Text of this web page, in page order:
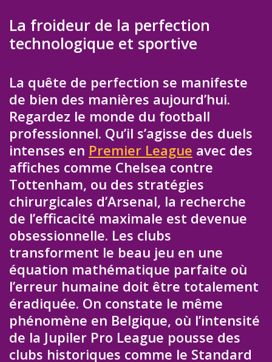
La froideur de la perfection
technologique et sportive
La quête de perfection se manifeste
de bien des manières aujourd’hui.
Regardez le monde du football
professionnel. Qu’il s’agisse des duels
intenses en Premier League avec des
affiches comme Chelsea contre
Tottenham, ou des stratégies
chirurgicales d’Arsenal, la recherche
de l’efficacité maximale est devenue
obsessionnelle. Les clubs
transforment le beau jeu en une
équation mathématique parfaite où
l’erreur humaine doit être totalement
éradiquée. On constate le même
phénomène en Belgique, où l’intensité
de la Jupiler Pro League pousse des
clubs historiques comme le Standard